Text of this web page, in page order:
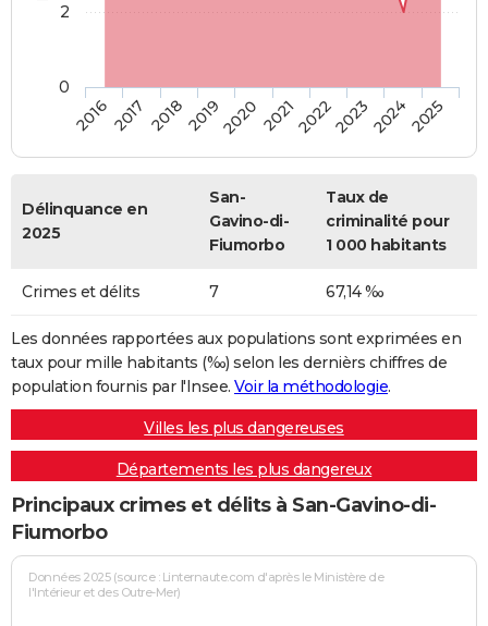
20162017 20182019202020212022202320242025
0
2
Délinquance en
2025
San-
Gavino-di-
Fiumorbo
Taux de
criminalité pour
1 000 habitants
Crimes et délits 7 67,14 ‰
Les données rapportées aux populations sont exprimées en
taux pour mille habitants (‰) selon les dernièrs chiffres de
population fournis par l'Insee. Voir la méthodologie.
Villes les plus dangereuses
Départements les plus dangereux
Principaux crimes et délits à San-Gavino-di-
Fiumorbo
Données 2025 (source : Linternaute.com d'après le Ministère de
l'Intérieur et des Outre-Mer)